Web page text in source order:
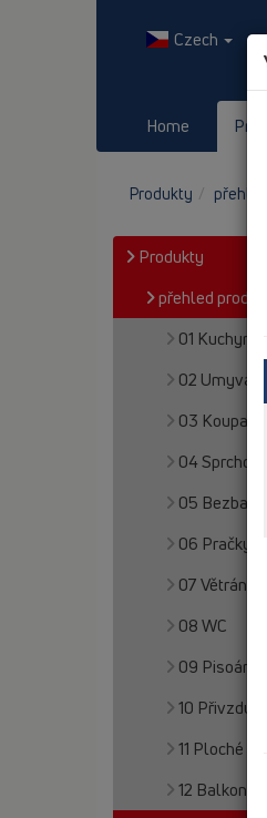
Czech
Home
Produkty
Produkty
přehled
01 Kuchyně
02 Umyvadla
03 Koupací
04 Sprchové
05
06 Pračky a
07 Větrání a
08 WC
09
10
11 Ploché
12 Balkony